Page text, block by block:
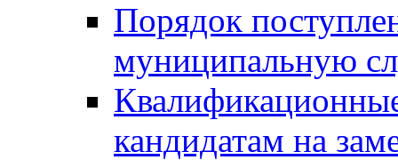
Порядок
муниципальную
кандидатам на